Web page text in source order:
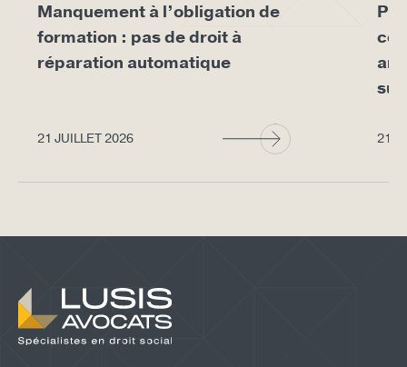
Manquement à l’obligation de
formation : pas de droit à
réparation automatique
21 JUILLET 2026 21